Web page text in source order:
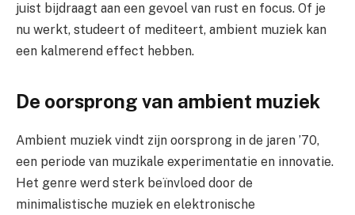
juist bijdraagt aan een gevoel van rust en focus. Of je
nu werkt, studeert of mediteert, ambient muziek kan
een kalmerend effect hebben.
De oorsprong van ambient muziek
Ambient muziek vindt zijn oorsprong in de jaren ’70,
een periode van muzikale experimentatie en innovatie.
Het genre werd sterk beïnvloed door de
minimalistische muziek en elektronische